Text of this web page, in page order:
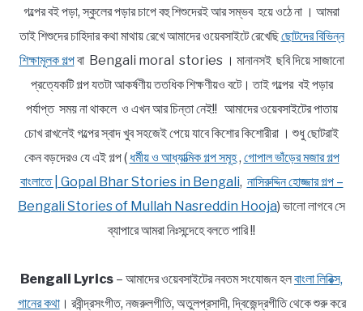
গল্পের বই পড়া, স্কুলের পড়ার চাপে বহু শিশুদেরই আর সম্ভব হয়ে ওঠে না । আমরা
তাই শিশুদের চাহিদার কথা মাথায় রেখে আমাদের ওয়েবসাইটে রেখেছিছোটদের বিভিন্ন
শিক্ষামূলক গল্পবা Bengali moral stories । মানানসই ছবি দিয়ে সাজানো
প্রত্যেকটি গল্প যতটা আকর্ষণীয় ততধিক শিক্ষণীয়ও বটে। তাই গল্পের বই পড়ার
পর্যাপ্ত সময় না থাকলে ও এখন আর চিন্তা নেই!! আমাদের ওয়েবসাইটের পাতায়
চোখ রাখলেই গল্পের স্বাদ খুব সহজেই পেয়ে যাবে কিশোর কিশোরীরা । শুধু ছোটরাই
কেন বড়দেরও যে এই গল্প ( ধর্মীয় ও আধ্যাত্মিক গল্প সমূহ, গোপাল ভাঁড়ের মজার গল্প
বাংলাতে | Gopal Bhar Stories in Bengali, নাসিরুদ্দিন হোজ্জার গল্প –
Bengali Stories of Mullah Nasreddin Hooja) ভালো লাগবে সে
ব্যাপারে আমরা নিঃসন্দেহে বলতে পারি !!
Bengali Lyrics – আমাদের ওয়েবসাইটের নবতম সংযোজন হলবাংলা লিরিক্স,
গানের কথা। রবীন্দ্রসংগীত, নজরুলগীতি, অতুলপ্রসাদী, দ্বিজেন্দ্রগীতি থেকে শুরু করে